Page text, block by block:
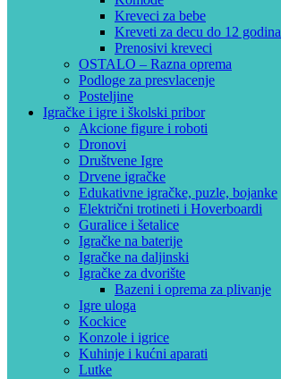
Kreveci za bebe
Kreveti za decu do 12 godina
Prenosivi kreveci
OSTALO – Razna oprema
Podloge za presvlacenje
Posteljine
Igračke i igre i školski pribor
Akcione figure i roboti
Dronovi
Društvene Igre
Drvene igračke
Edukativne igračke, puzle, bojanke
Električni trotineti i Hoverboardi
Guralice i šetalice
Igračke na baterije
Igračke na daljinski
‎Igračke za dvorište
Bazeni i oprema za plivanje
Igre uloga
Kockice
Konzole i igrice
Kuhinje i kućni aparati
Lutke